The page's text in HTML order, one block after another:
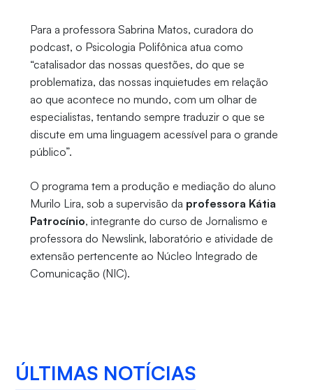
Para a professora Sabrina Matos, curadora do
podcast, o Psicologia Polifônica atua como
“catalisador das nossas questões, do que se
problematiza, das nossas inquietudes em relação
ao que acontece no mundo, com um olhar de
especialistas, tentando sempre traduzir o que se
discute em uma linguagem acessível para o grande
público”.
O programa tem a produção e mediação do aluno
Murilo Lira, sob a supervisão da professora Kátia
Patrocínio, integrante do curso de Jornalismo e
professora do Newslink, laboratório e atividade de
extensão pertencente ao Núcleo Integrado de
Comunicação (NIC).
ÚLTIMAS NOTÍCIAS